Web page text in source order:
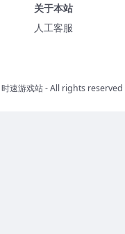
关于本站
人工客服
时速游戏站- All rights reserved